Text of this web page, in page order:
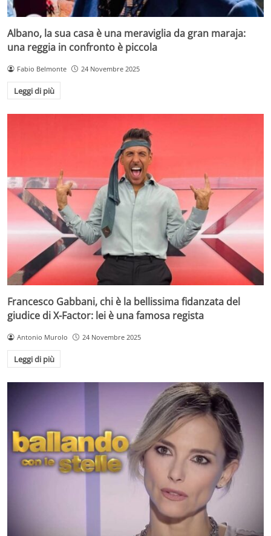
Albano, la sua casa è una meraviglia da gran maraja:
una reggia in confronto è piccola
Fabio Belmonte 24 Novembre 2025
Leggi di più
Francesco Gabbani, chi è la bellissima fidanzata del
giudice di X-Factor: lei è una famosa regista
Antonio Murolo 24 Novembre 2025
Leggi di più